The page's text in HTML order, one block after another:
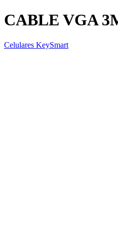
CABLE VGA
Celulares KeySmart